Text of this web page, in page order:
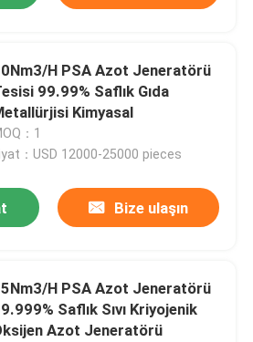
H PSA Azot Jeneratörü
99.99% Saflık Gıda
Kimyasal
：1
：USD 12000-25000 pieces
Bize ulaşın
H PSA Azot Jeneratörü
Saflık Sıvı Kriyojenik
Azot Jeneratörü